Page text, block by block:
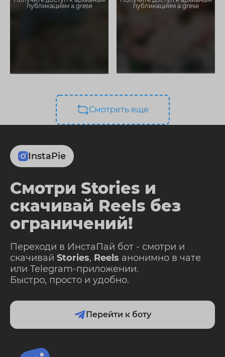
публикациям a.grese
публикациям a.grese
Смотреть еще
InstaPie
Смотри Stories и
скачивай Reels без
ограничений!
Переходи в ИнстаПай бот - смотри и
скачивай Stories, Reels анонимно в чате
или Telegram-приложении.
Быстро, просто и удобно.
Перейти к боту